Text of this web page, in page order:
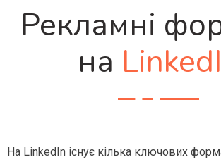
Рекламні
на
На LinkedIn існує кілька ключових